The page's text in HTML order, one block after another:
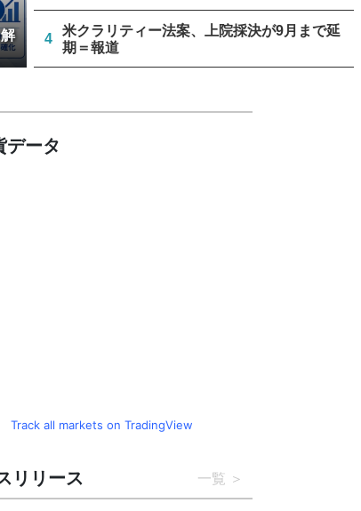
4
米クラリティー法案、上院採決が9月まで延
期＝報道
データ
Track all markets on TradingView
リリース 一覧